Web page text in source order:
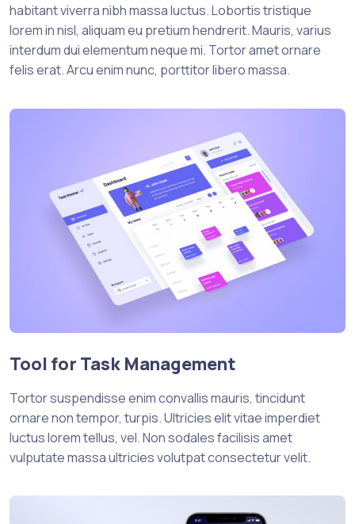
habitant viverra nibh massa luctus. Lobortis tristique
lorem in nisl, aliquam eu pretium hendrerit. Mauris, varius
interdum dui elementum neque mi. Tortor amet ornare
felis erat. Arcu enim nunc, porttitor libero massa.
Tool for Task Management
Tortor suspendisse enim convallis mauris, tincidunt
ornare non tempor, turpis. Ultricies elit vitae imperdiet
luctus lorem tellus, vel. Non sodales facilisis amet
vulputate massa ultricies volutpat consectetur velit.